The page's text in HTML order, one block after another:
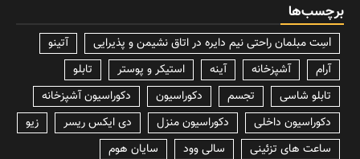
برچسب‌ها
lسِت مبلمان راحتی نیم دایره در اتاق نشیمن و پذیرایی
آتینو
آرام
آشپزخانه آینه استیکر و پوستر
تابلو
تابلو شاسی
تجسم دکوراسیون
دکوراسیون آشپزخانه
دکوراسیون داخلی
دکوراسیون منزل دی ایکس ریسر
زیو
ساعت های تزئینی
سالی وود
سایان هوم